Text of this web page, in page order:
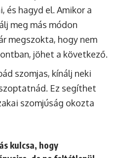
és hagyd el. Amikor a
meg más módon
megszokta, hogy nem
jöhet a következő.
szomjas, kínálj neki
Ez segíthet
szomjúság okozta
kulcsa, hogy